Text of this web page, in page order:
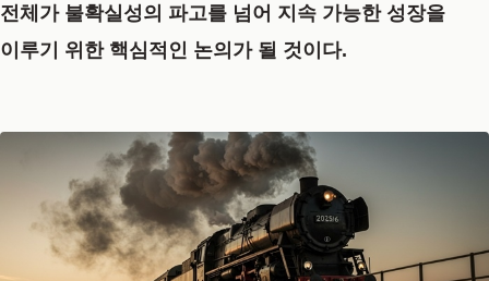
전체가 불확실성의 파고를 넘어 지속 가능한 성장을
이루기 위한 핵심적인 논의가 될 것이다.